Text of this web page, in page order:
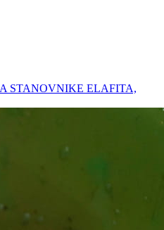
STANOVNIKE ELAFITA,